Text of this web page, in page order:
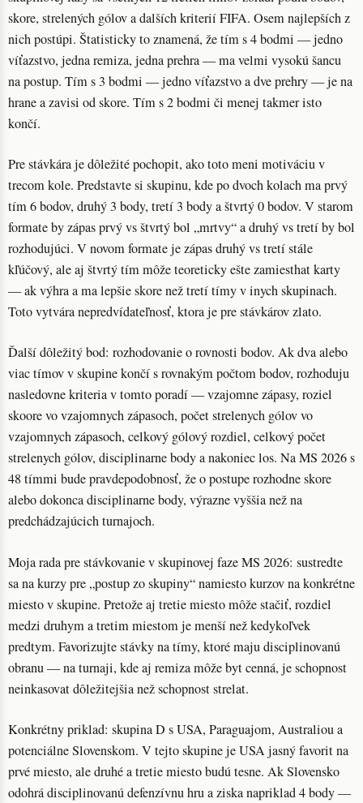
skore, strelených gólov a dalších kriterií FIFA. Osem najlepších z
nich postúpi. Štatisticky to znamená, že tím s 4 bodmi — jedno
víťazstvo, jedna remiza, jedna prehra — ma velmi vysokú šancu
na postup. Tím s 3 bodmi — jedno víťazstvo a dve prehry — je na
hrane a zavisi od skore. Tím s 2 bodmi či menej takmer isto
končí.
Pre stávkára je dôležité pochopit, ako toto meni motiváciu v
trecom kole. Predstavte si skupinu, kde po dvoch kolach ma prvý
tím 6 bodov, druhý 3 body, tretí 3 body a štvrtý 0 bodov. V starom
formate by zápas prvý vs štvrtý bol „mrtvy“ a druhý vs tretí by bol
rozhodujúci. V novom formate je zápas druhý vs tretí stále
kľúčový, ale aj štvrtý tím môže teoreticky ešte zamiesthat karty
— ak výhra a ma lepšie skore než tretí tímy v inych skupinach.
Toto vytvára nepredvídateľnosť, ktora je pre stávkárov zlato.
Ďalší dôležitý bod: rozhodovanie o rovnosti bodov. Ak dva alebo
viac tímov v skupine končí s rovnakým počtom bodov, rozhoduju
nasledovne kriteria v tomto poradí — vzajomne zápasy, roziel
skoore vo vzajomnych zápasoch, počet strelenych gólov vo
vzajomnych zápasoch, celkový gólový rozdiel, celkový počet
strelenych gólov, disciplinarne body a nakoniec los. Na MS 2026 s
48 tímmi bude pravdepodobnosť, že o postupe rozhodne skore
alebo dokonca disciplinarne body, výrazne vyššia než na
predchádzajúcich turnajoch.
Moja rada pre stávkovanie v skupinovej faze MS 2026: sustredte
sa na kurzy pre „postup zo skupiny“ namiesto kurzov na konkrétne
miesto v skupine. Pretože aj tretie miesto môže stačiť, rozdiel
medzi druhym a tretim miestom je menší než kedykoľvek
predtym. Favorizujte stávky na tímy, ktoré maju disciplinovanú
obranu — na turnaji, kde aj remiza môže byt cenná, je schopnost
neinkasovat dôležitejšia než schopnost strelat.
Konkrétny priklad: skupina D s USA, Paraguajom, Australiou a
potenciálne Slovenskom. V tejto skupine je USA jasný favorit na
prvé miesto, ale druhé a tretie miesto budú tesne. Ak Slovensko
odohrá disciplinovanú defenzívnu hru a ziska napriklad 4 body —